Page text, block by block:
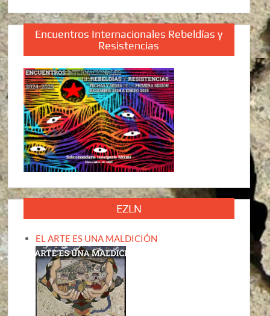
Encuentros Internacionales Rebeldías y
Resistencias
EZLN
EL ARTE ES UNA MALDICIÓN